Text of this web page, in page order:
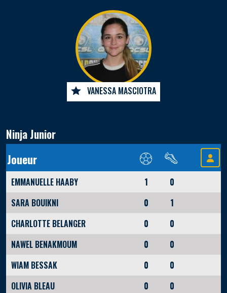
VANESSA MASCIOTRA
Ninja Junior
Joueur
EMMANUELLE HAABY 1
0
SARA BOUIKNI
0
1
CHARLOTTE BELANGER
0
0
NAWEL BENAKMOUM
0
0
WIAM BESSAK
0
0
OLIVIA BLEAU
0
0